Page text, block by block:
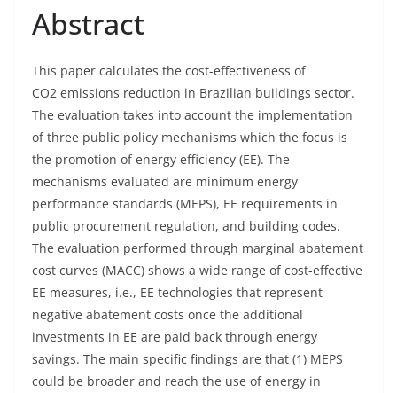
Abstract
This paper calculates the cost-effectiveness of
CO2 emissions reduction in Brazilian buildings sector.
The evaluation takes into account the implementation
of three public policy mechanisms which the focus is
the promotion of energy efficiency (EE). The
mechanisms evaluated are minimum energy
performance standards (MEPS), EE requirements in
public procurement regulation, and building codes.
The evaluation performed through marginal abatement
cost curves (MACC) shows a wide range of cost-effective
EE measures, i.e., EE technologies that represent
negative abatement costs once the additional
investments in EE are paid back through energy
savings. The main specific findings are that (1) MEPS
could be broader and reach the use of energy in